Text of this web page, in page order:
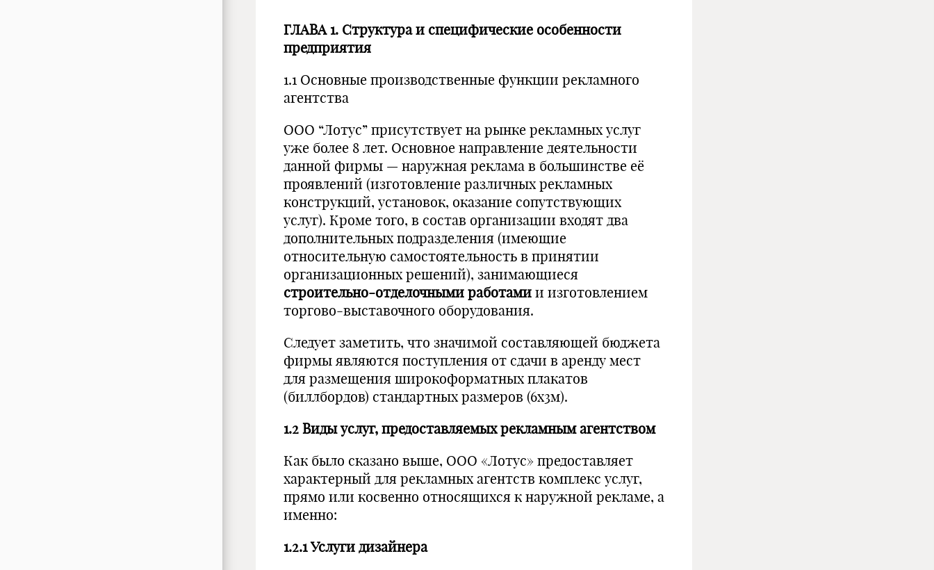
ГЛАВА 1. Структура и специфические особенности
предприятия
1.1 Основные производственные функции рекламного
агентства
ООО “Лотус” присутствует на рынке рекламных услуг
уже более 8 лет. Основное направление деятельности
данной фирмы — наружная реклама в большинстве её
проявлений (изготовление различных рекламных
конструкций, установок, оказание сопутствующих
услуг). Кроме того, в состав организации входят два
дополнительных подразделения (имеющие
относительную самостоятельность в принятии
организационных решений), занимающиеся
строительно-отделочными работами и изготовлением
торгово-выставочного оборудования.
Следует заметить, что значимой составляющей бюджета
фирмы являются поступления от сдачи в аренду мест
для размещения широкоформатных плакатов
(биллбордов) стандартных размеров (6х3м).
1.2 Виды услуг, предоставляемых рекламным агентством
Как было сказано выше, ООО «Лотус» предоставляет
характерный для рекламных агентств комплекс услуг,
прямо или косвенно относящихся к наружной рекламе, а
именно:
1.2.1 Услуги дизайнера